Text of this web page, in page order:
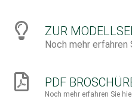
ZUR
Noch mehr erfahren
PDF
Noch mehr erfahren Sie